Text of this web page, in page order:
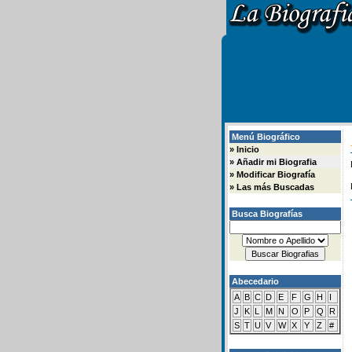
Menú Biográfico
» Inicio
» Añadir mi Biografia
» Modificar Biografía
» Las más Buscadas
Busca Biografías
Abecedario
A B C D E F G H
I
J
K L M N O P Q
R
S T U V W X Y Z #